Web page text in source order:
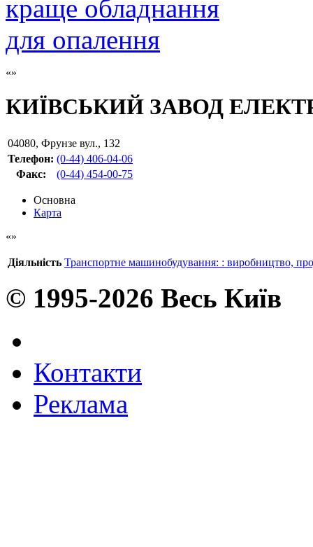
КИЇВСЬКИЙ ЗАВОД
04080, Фрунзе вул., 132
Телефон: (0-44) 406-04-06
Факс: (0-44) 454-00-75
Основна
Карта
Діяльність Транспортне машинобудування: : виробництво,
© 1995-2026 Весь Київ
Контакти
Реклама